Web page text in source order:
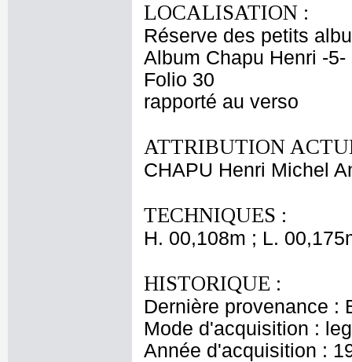
LOCALISATION :
Réserve des petits
Album Chapu Henri -5-
Folio 30
rapporté au verso
ATTRIBUTION
CHAPU Henri Michel
TECHNIQUES :
H. 00,108m ; L.
HISTORIQUE :
Dernière provenance :
Mode d'acquisition :
Année d'acquisition :